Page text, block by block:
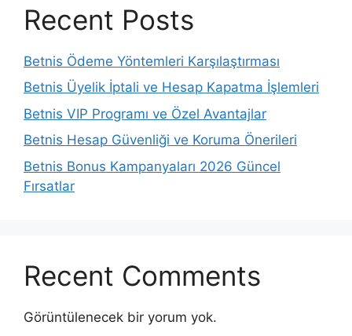
Recent Posts
Betnis Ödeme Yöntemleri Karşılaştırması
Betnis Üyelik İptali ve Hesap Kapatma İşlemleri
Betnis VIP Programı ve Özel Avantajlar
Betnis Hesap Güvenliği ve Koruma Önerileri
Betnis Bonus Kampanyaları 2026 Güncel
Fırsatlar
Recent Comments
Görüntülenecek bir yorum yok.